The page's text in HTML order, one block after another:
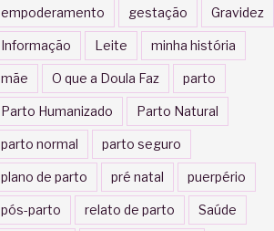
empoderamento gestação Gravidez
Informação Leite minha história
mãe O que a Doula Faz parto
Parto Humanizado Parto Natural
parto normal parto seguro
plano de parto pré natal puerpério
pós-parto relato de parto Saúde